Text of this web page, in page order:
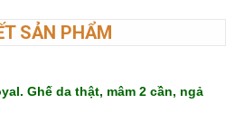
SẢN PHẨM
Ghế da thật, mâm 2 cần, ngả